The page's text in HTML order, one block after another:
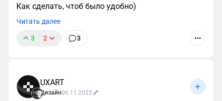
Как сделать, чтоб было удобно)
Читать далее
3 2 3
UXART
Дизайн06.11.2025